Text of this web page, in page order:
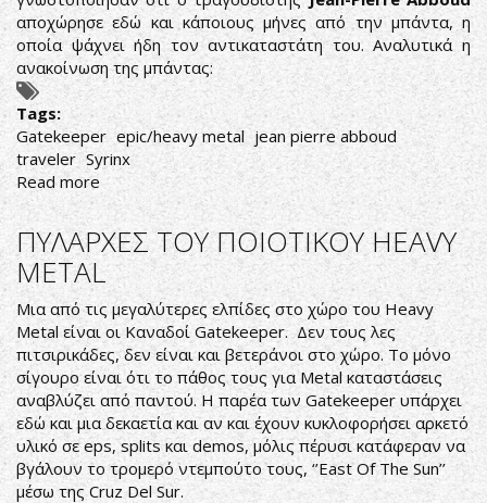
αποχώρησε εδώ και κάποιους μήνες από την μπάντα, η
οποία ψάχνει ήδη τον αντικαταστάτη του. Αναλυτικά η
ανακοίνωση της μπάντας:
Tags:
Gatekeeper epic/heavy metal jean pierre abboud
traveler Syrinx
Read more about
GATEKEEPER:
ΣΕ
ΑΝΑΖΗΤΗΣΗ
ΝΕΟΥ
ΤΡΑΓΟΥΔΙΣΤΗ
ΠΥΛΑΡΧΕΣ ΤΟΥ ΠΟΙΟΤΙΚΟΥ HEAVY
METAL
Μια από τις μεγαλύτερες ελπίδες στο χώρο του Heavy
Metal είναι οι Καναδοί Gatekeeper. Δεν τους λες
πιτσιρικάδες, δεν είναι και βετεράνοι στο χώρο. Το μόνο
σίγουρο είναι ότι το πάθος τους για Metal καταστάσεις
αναβλύζει από παντού. Η παρέα των Gatekeeper υπάρχει
εδώ και μια δεκαετία και αν και έχουν κυκλοφορήσει αρκετό
υλικό σε eps, splits και demos, μόλις πέρυσι κατάφεραν να
βγάλουν το τρομερό ντεμπούτο τους, ‘’East Of The Sun’’
μέσω της Cruz Del Sur.